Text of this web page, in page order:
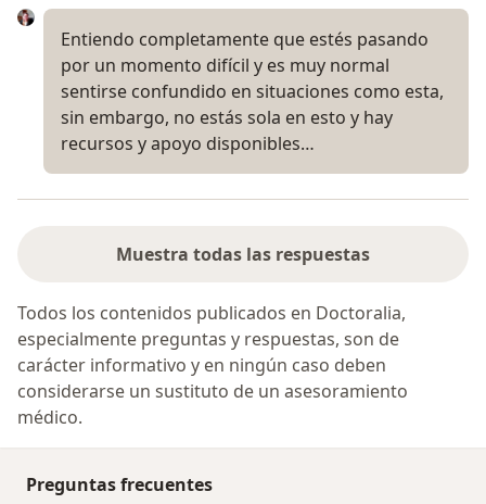
Entiendo completamente que estés pasando
por un momento difícil y es muy normal
sentirse confundido en situaciones como esta,
sin embargo, no estás sola en esto y hay
recursos y apoyo disponibles…
Muestra todas las respuestas
Todos los contenidos publicados en Doctoralia,
especialmente preguntas y respuestas, son de
carácter informativo y en ningún caso deben
considerarse un sustituto de un asesoramiento
médico.
Preguntas frecuentes